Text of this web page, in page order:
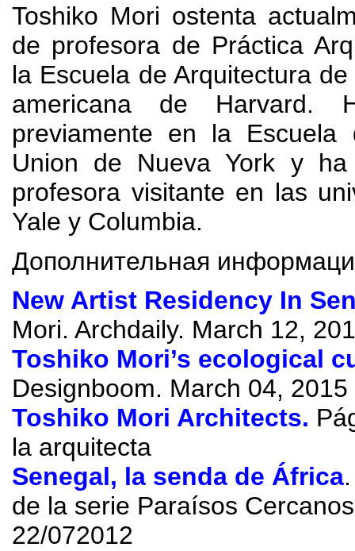
Toshiko Mori ostenta
de profesora de Práctica
la Escuela de Arquitectura
americana de Harvard.
previamente en la Escuela
Union de Nueva York y ha
profesora visitante en las
Yale y Columbia.
Дополнительная
New Artist Residency In
Mori. Archdaily. March 12,
Toshiko Mori’s ecological
Designboom. March 04, 2015
Toshiko Mori Architects.
la arquitecta
Senegal, la senda de África
de la serie Paraísos Cercanos
22/072012